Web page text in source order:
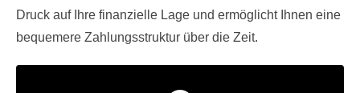
Druck auf Ihre finanzielle Lage und ermöglicht Ihnen eine
bequemere Zahlungsstruktur über die Zeit.